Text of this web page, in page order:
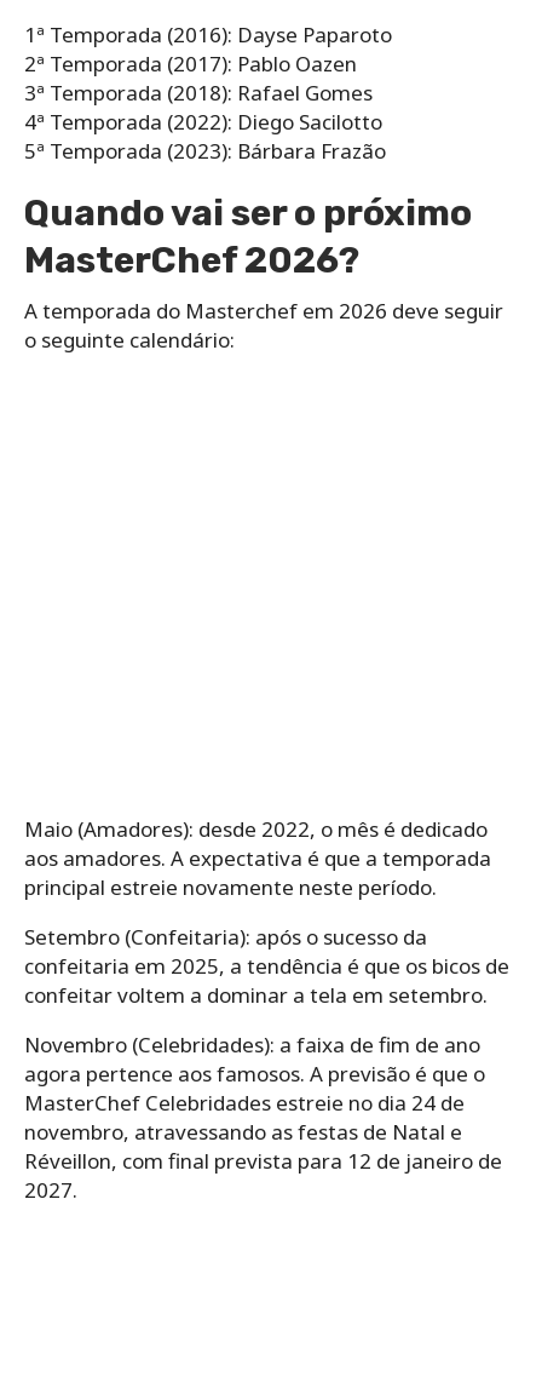
1ª Temporada (2016): Dayse Paparoto
2ª Temporada (2017): Pablo Oazen
3ª Temporada (2018): Rafael Gomes
4ª Temporada (2022): Diego Sacilotto
5ª Temporada (2023): Bárbara Frazão
Quando vai ser o próximo
MasterChef 2026?
A temporada do Masterchef em 2026 deve seguir
o seguinte calendário:
Maio (Amadores): desde 2022, o mês é dedicado
aos amadores. A expectativa é que a temporada
principal estreie novamente neste período.
Setembro (Confeitaria): após o sucesso da
confeitaria em 2025, a tendência é que os bicos de
confeitar voltem a dominar a tela em setembro.
Novembro (Celebridades): a faixa de fim de ano
agora pertence aos famosos. A previsão é que o
MasterChef Celebridades estreie no dia 24 de
novembro, atravessando as festas de Natal e
Réveillon, com final prevista para 12 de janeiro de
2027.